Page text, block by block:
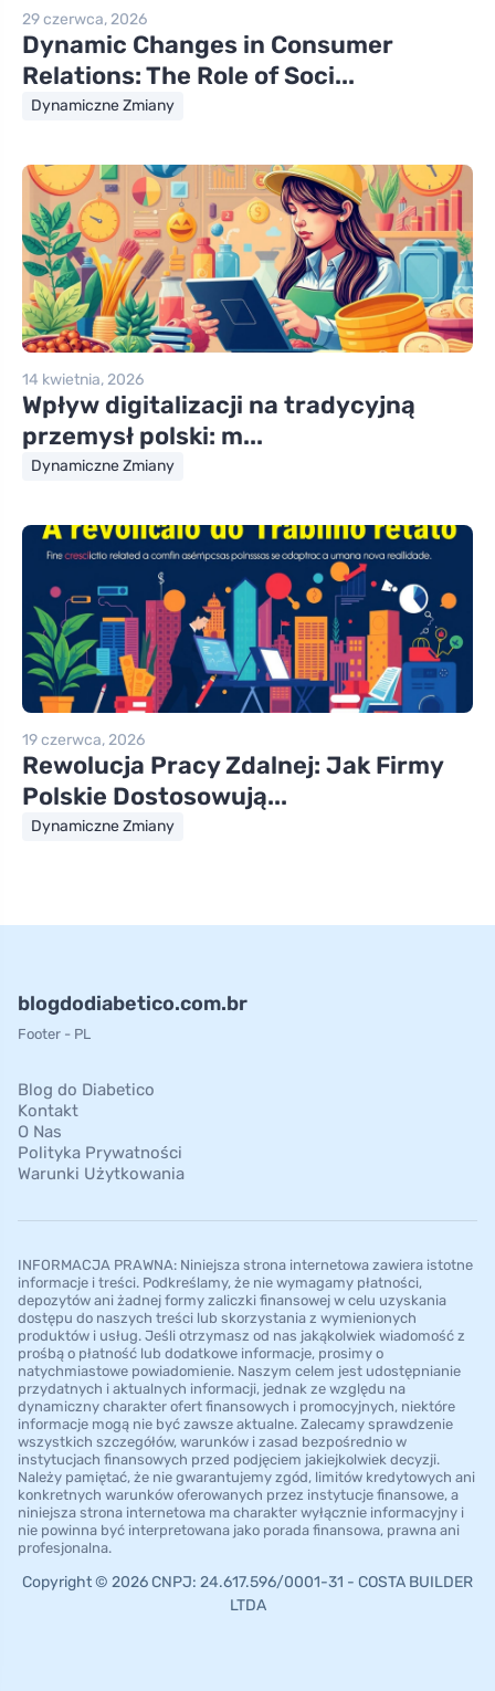
29 czerwca, 2026
Dynamic Changes in Consumer
Relations: The Role of Soci...
Dynamiczne Zmiany
14 kwietnia, 2026
Wpływ digitalizacji na tradycyjną
przemysł polski: m...
Dynamiczne Zmiany
19 czerwca, 2026
Rewolucja Pracy Zdalnej: Jak Firmy
Polskie Dostosowują...
Dynamiczne Zmiany
blogdodiabetico.com.br
Footer - PL
Blog do Diabetico
Kontakt
O Nas
Polityka Prywatności
Warunki Użytkowania
INFORMACJA PRAWNA: Niniejsza strona internetowa zawiera istotne
informacje i treści. Podkreślamy, że nie wymagamy płatności,
depozytów ani żadnej formy zaliczki finansowej w celu uzyskania
dostępu do naszych treści lub skorzystania z wymienionych
produktów i usług. Jeśli otrzymasz od nas jakąkolwiek wiadomość z
prośbą o płatność lub dodatkowe informacje, prosimy o
natychmiastowe powiadomienie. Naszym celem jest udostępnianie
przydatnych i aktualnych informacji, jednak ze względu na
dynamiczny charakter ofert finansowych i promocyjnych, niektóre
informacje mogą nie być zawsze aktualne. Zalecamy sprawdzenie
wszystkich szczegółów, warunków i zasad bezpośrednio w
instytucjach finansowych przed podjęciem jakiejkolwiek decyzji.
Należy pamiętać, że nie gwarantujemy zgód, limitów kredytowych ani
konkretnych warunków oferowanych przez instytucje finansowe, a
niniejsza strona internetowa ma charakter wyłącznie informacyjny i
nie powinna być interpretowana jako porada finansowa, prawna ani
profesjonalna.
Copyright © 2026 CNPJ: 24.617.596/0001-31 - COSTA BUILDER
LTDA